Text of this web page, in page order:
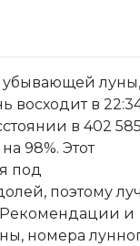
убывающей луны,
восходит в
в 402 585
98%. Этот
под
поэтому
Рекомендации и
номера